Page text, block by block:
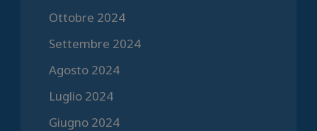
Ottobre 2024
Settembre 2024
Agosto 2024
Luglio 2024
Giugno 2024